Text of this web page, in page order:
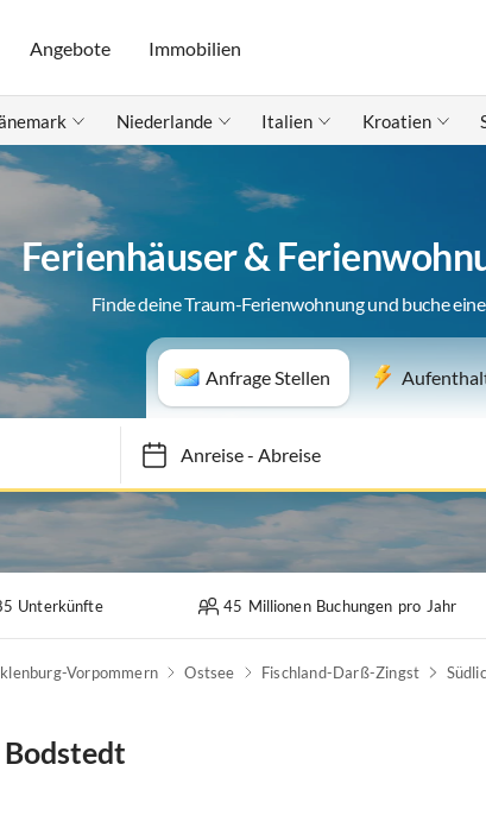
Angebote Immobilien
Niederlande Italien Kroatien
Ferienhäuser &
Finde deine Traum-Ferienwohnung und buche
Anfrage Stellen
Anreise- Abreise
Unterkünfte 45 Millionen Buchungen pro Jahr
Vorpommern Ostsee Fischland-Darß-Zingst